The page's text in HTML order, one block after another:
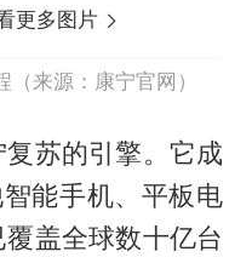
更多图片
来源：康宁官网）
苏的引擎。它成
能手机、平板电
盖全球数十亿台